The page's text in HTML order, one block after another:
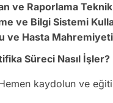
ve Raporlama
ve Bilgi Sistemi
ve Hasta Mahremiyeti
Süreci Nasıl İşler?
kaydolun ve